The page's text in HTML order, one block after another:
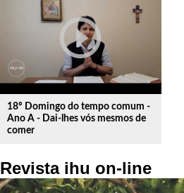
play_circle_outline
18º Domingo do tempo comum -
Ano A - Dai-lhes vós mesmos de
comer
Revista ihu on-line